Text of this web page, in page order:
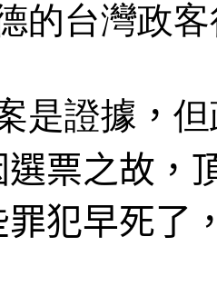
的台灣政
是證據 ，
票之故 ，
罪犯早死了